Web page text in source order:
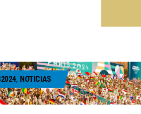
, NOTICIAS